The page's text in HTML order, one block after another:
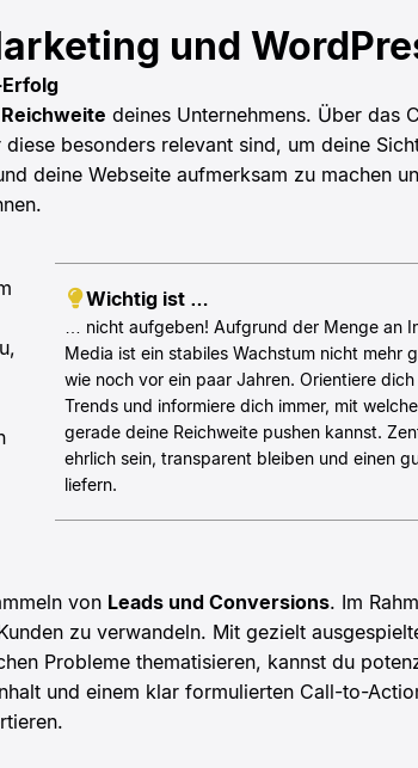
und
deines Unternehmens. Über das
besonders relevant sind, um deine
deine Webseite aufmerksam zu machen
Wichtig ist …
… nicht aufgeben! Aufgrund der Menge an
Media ist ein stabiles Wachstum nicht mehr
wie noch vor ein paar Jahren. Orientiere
Trends und informiere dich immer, mit
gerade deine Reichweite pushen kannst.
ehrlich sein, transparent bleiben und einen
liefern.
von Leads und Conversions. Im
zu verwandeln. Mit gezielt
Probleme thematisieren, kannst du
und einem klar formulierten Call-to-